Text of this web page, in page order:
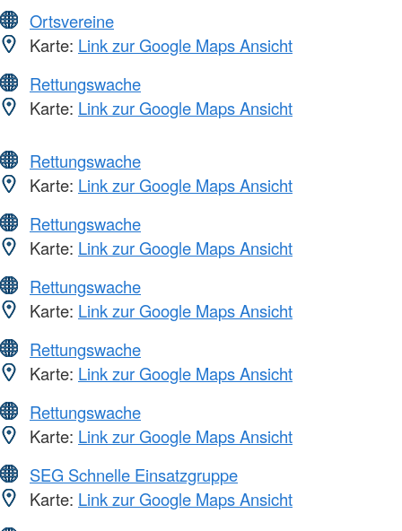
Ortsvereine
Karte: Link zur Google Maps Ansicht
Rettungswache
Karte: Link zur Google Maps Ansicht
Rettungswache
Karte: Link zur Google Maps Ansicht
Rettungswache
Karte: Link zur Google Maps Ansicht
Rettungswache
Karte: Link zur Google Maps Ansicht
Rettungswache
Karte: Link zur Google Maps Ansicht
Rettungswache
Karte: Link zur Google Maps Ansicht
SEG Schnelle Einsatzgruppe
Karte: Link zur Google Maps Ansicht